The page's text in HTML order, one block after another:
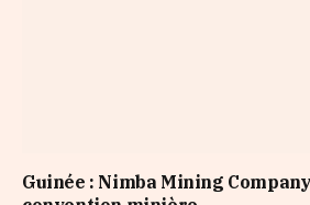
Guinée : Nimba Mining